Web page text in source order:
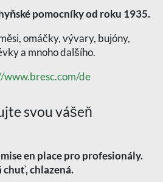
pomocníky od roku 1935.
omáčky, vývary, bujóny,
a mnoho dalšího.
svou vášeň
en place pro profesionály.
chuť, chlazená.